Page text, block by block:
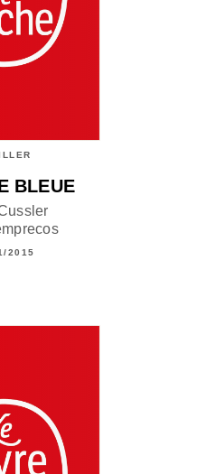
BLEUE
2015